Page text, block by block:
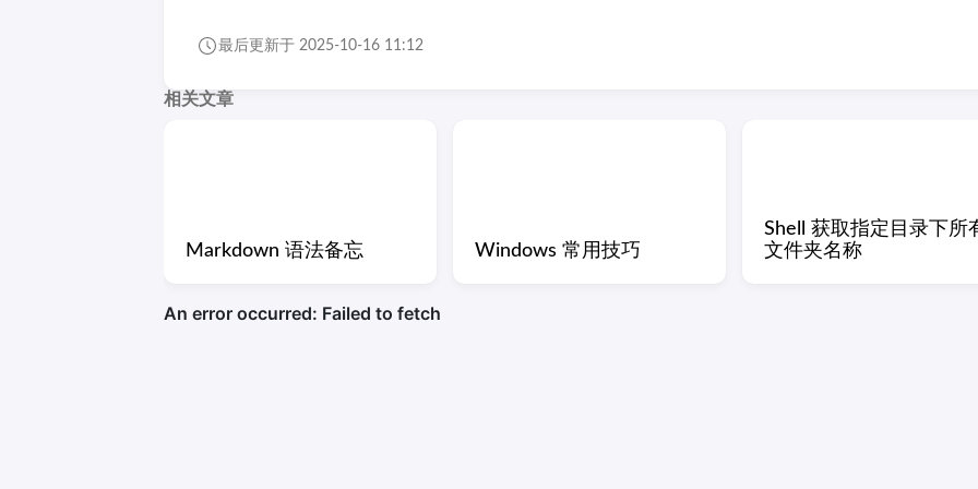
最后更新于 2025-10-16 11:12
相关文章
Markdown 语法备忘 Windows 常用技巧
Shell 获取指定目录下所
文件夹名称